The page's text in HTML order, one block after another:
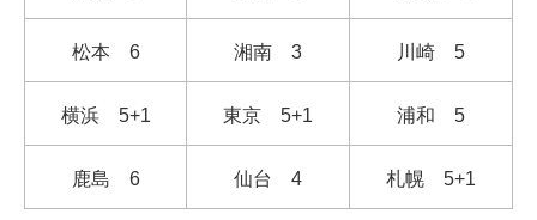
松本 6 湘南 3 川崎 5
横浜 5+1 東京 5+1 浦和 5
鹿島 6 仙台 4 札幌 5+1